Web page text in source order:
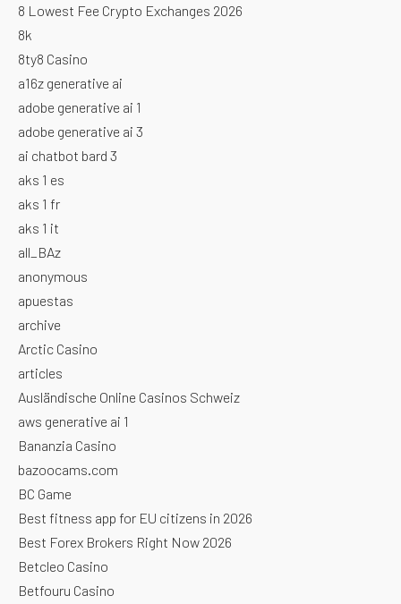
8 Lowest Fee Crypto Exchanges 2026
8k
8ty8 Casino
a16z generative ai
adobe generative ai 1
adobe generative ai 3
ai chatbot bard 3
aks 1 es
aks 1 fr
aks 1 it
all_BAz
anonymous
apuestas
archive
Arctic Casino
articles
Ausländische Online Casinos Schweiz
aws generative ai 1
Bananzia Casino
bazoocams.com
BC Game
Best fitness app for EU citizens in 2026
Best Forex Brokers Right Now 2026
Betcleo Casino
Betfouru Casino